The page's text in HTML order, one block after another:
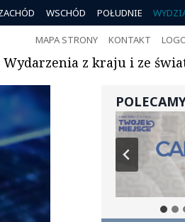
WSCHÓD POŁUDNIE
MAPA STRONY KONTAKT
Wydarzenia z kraju i ze